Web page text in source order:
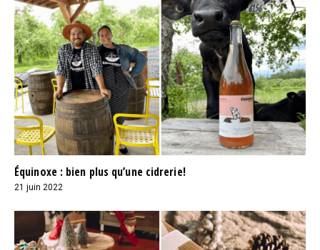
Équinoxe : bien plus qu’une cidrerie!
21 juin 2022